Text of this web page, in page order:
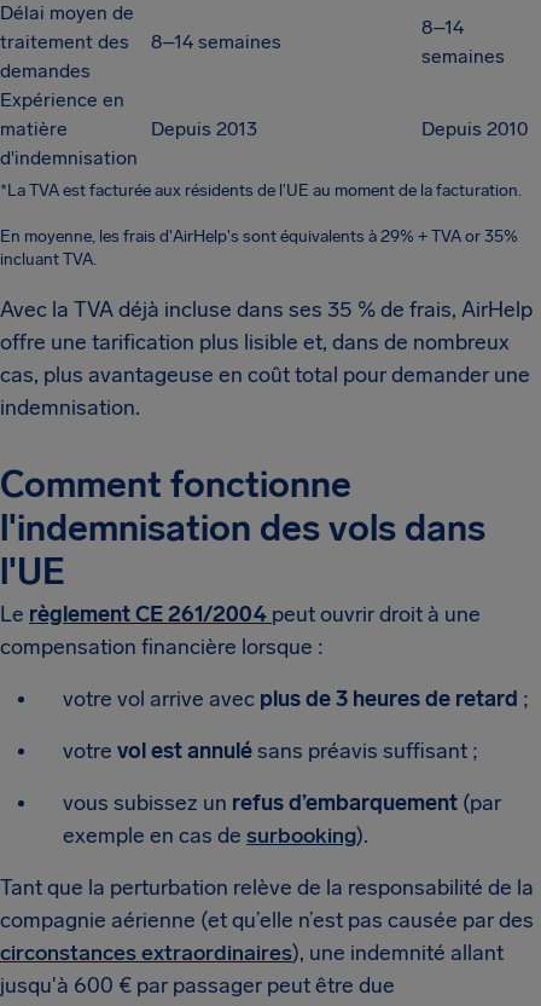
Délai moyen de
traitement des
demandes
8–14 semaines
8–14
semaines
Expérience en
matière
d'indemnisation
Depuis 2013 Depuis 2010
*La TVA est facturée aux résidents de l'UE au moment de la facturation.
En moyenne, les frais d'AirHelp's sont équivalents à 29% + TVA or 35%
incluant TVA.
Avec la TVA déjà incluse dans ses 35 % de frais, AirHelp
offre une tarification plus lisible et, dans de nombreux
cas, plus avantageuse en coût total pour demander une
indemnisation.
Comment fonctionne
l'indemnisation des vols dans
l'UE
Le règlement CE 261/2004 peut ouvrir droit à une
compensation financière lorsque :
votre vol arrive avec plus de 3 heures de retard ;
votre vol est annulésans préavis suffisant ;
vous subissez un refus d’embarquement (par
exemple en cas de surbooking).
Tant que la perturbation relève de la responsabilité de la
compagnie aérienne (et qu’elle n’est pas causée par des
circonstances extraordinaires), une indemnité allant
jusqu'à 600 € par passager peut être due